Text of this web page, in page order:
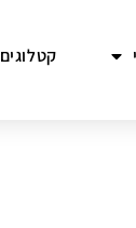
קטלוגים